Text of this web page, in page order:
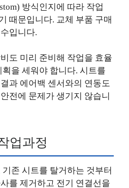
방식인지에 따라 작업
때문입니다. 교체 부품 구매
입니다.
도 미리 준비해 작업을 효율
을 세워야 합니다. 시트를
과 에어백 센서와의 연동도
전에 문제가 생기지 않습니
업과정
존 시트를 탈거하는 것부터
를 제거하고 전기 연결선을